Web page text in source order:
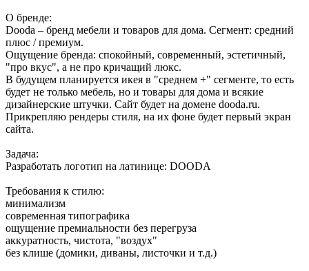
О бренде:
Dooda – бренд мебели и товаров для дома. Сегмент: средний
плюс / премиум.
Ощущение бренда: спокойный, современный, эстетичный,
"про вкус", а не про кричащий люкс.
В будущем планируется икея в "среднем +" сегменте, то есть
будет не только мебель, но и товары для дома и всякие
дизайнерские штучки. Сайт будет на домене dooda.ru.
Прикрепляю рендеры стиля, на их фоне будет первый экран
сайта.
Задача:
Разработать логотип на латинице: DOODA
Требования к стилю:
минимализм
современная типографика
ощущение премиальности без перегруза
аккуратность, чистота, "воздух"
без клише (домики, диваны, листочки и т.д.)